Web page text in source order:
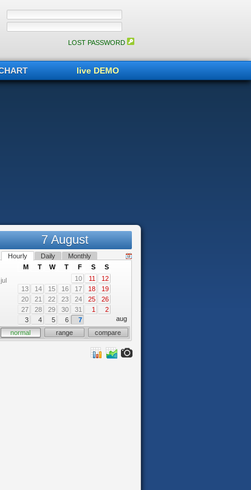
LOST PASSWORD
live DEMO
7 August
Hourly Daily Monthly
jul
M T W T F S
S
10
11
12
13
14 15 16 17 18
19
20
21 22 23 24 25
26
27
28 29 30 31 1
2
3
4 5 6 7
aug
normal
range compare